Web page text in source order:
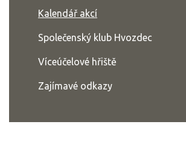
Kalendář akcí
Společenský klub Hvozdec
Víceúčelové hřiště
Zajímavé odkazy